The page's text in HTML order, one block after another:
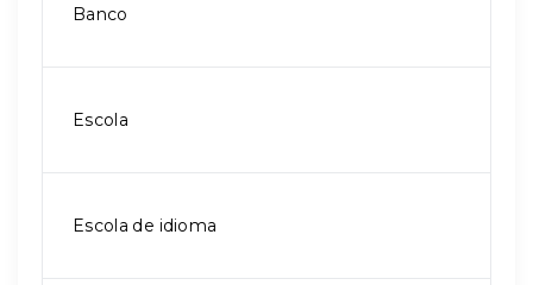
Banco
Escola
Escola de idioma